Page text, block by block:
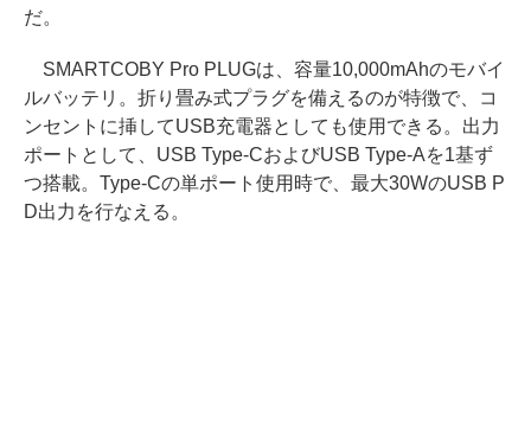
だ。
SMARTCOBY Pro PLUGは、容量10,000mAhのモバイ
ルバッテリ。折り畳み式プラグを備えるのが特徴で、コ
ンセントに挿してUSB充電器としても使用できる。出力
ポートとして、USB Type-CおよびUSB Type-Aを1基ず
つ搭載。Type-Cの単ポート使用時で、最大30WのUSB P
D出力を行なえる。